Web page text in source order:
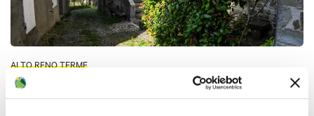
ALTO RENO TERME
Il ristretto borgo di Madognana si trova poco sopra